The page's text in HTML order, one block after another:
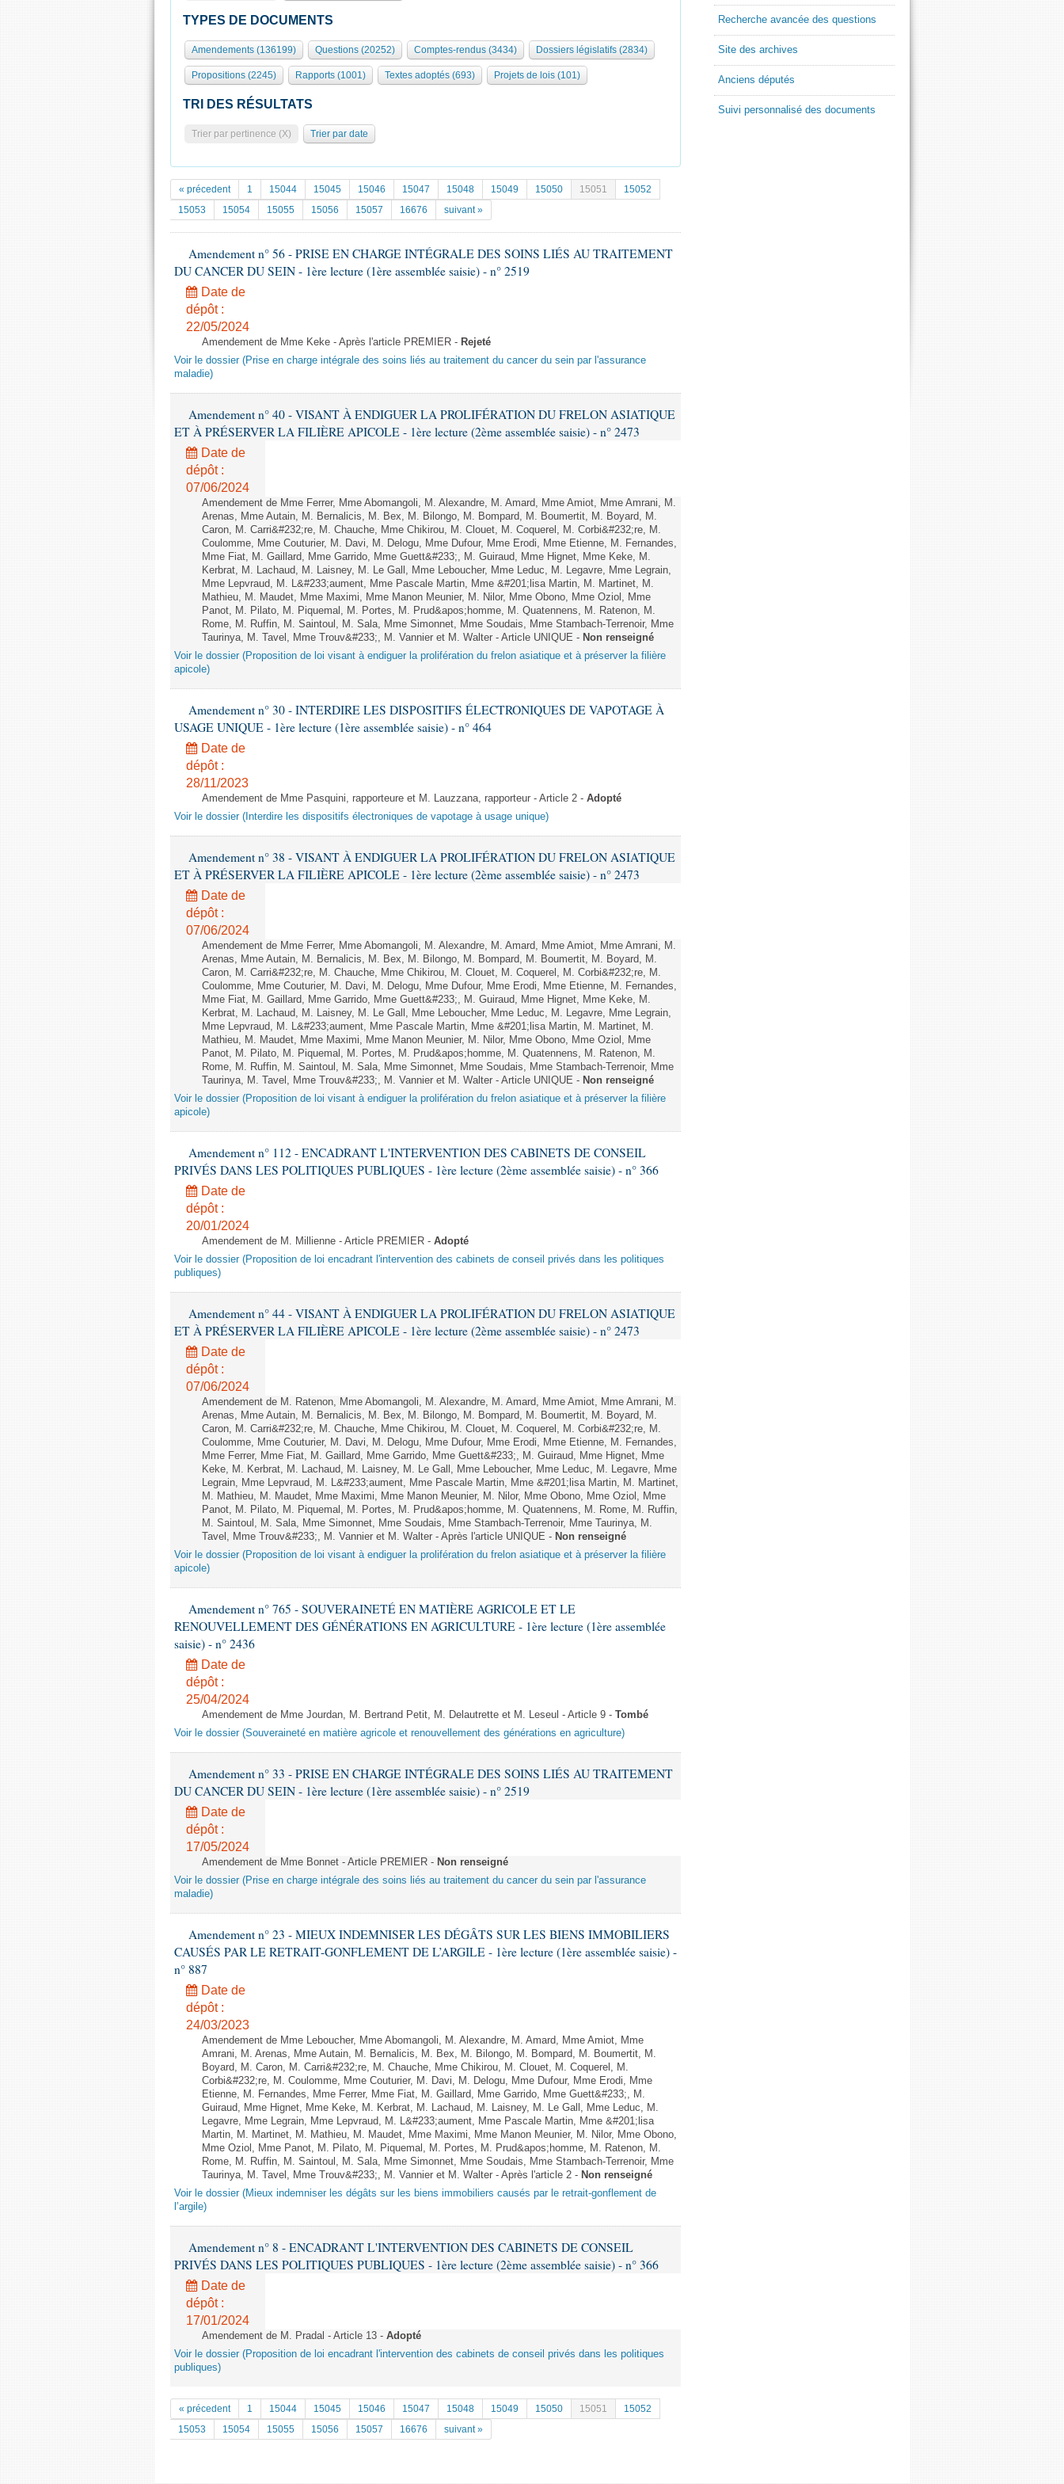
TYPES DE DOCUMENTS
Amendements (136199) Questions (20252) Comptes-rendus (3434) Dossiers législatifs (2834)
Propositions (2245) Rapports (1001) Textes adoptés (693) Projets de lois (101)
TRI DES RÉSULTATS
Trier par pertinence (X) Trier par date
« précedent 1 15044 15045 15046 15047 15048 15049 15050 15051
15052
15053
15054 15055 15056 15057 16676 suivant »
Amendement n° 56 - PRISE EN CHARGE INTÉGRALE DES SOINS LIÉS AU TRAITEMENT
DU CANCER DU SEIN - 1ère lecture (1ère assemblée saisie) - n° 2519
Date de
dépôt :
22/05/2024
Amendement de Mme Keke - Après l'article PREMIER - Rejeté
Voir le dossier (Prise en charge intégrale des soins liés au traitement du cancer du sein par l'assurance
maladie)
Amendement n° 40 - VISANT À ENDIGUER LA PROLIFÉRATION DU FRELON ASIATIQUE
ET À PRÉSERVER LA FILIÈRE APICOLE - 1ère lecture (2ème assemblée saisie) - n° 2473
Date de
dépôt :
07/06/2024
Amendement de Mme Ferrer, Mme Abomangoli, M. Alexandre, M. Amard, Mme Amiot, Mme Amrani, M.
Arenas, Mme Autain, M. Bernalicis, M. Bex, M. Bilongo, M. Bompard, M. Boumertit, M. Boyard, M.
Caron, M. Carri&#232;re, M. Chauche, Mme Chikirou, M. Clouet, M. Coquerel, M. Corbi&#232;re, M.
Coulomme, Mme Couturier, M. Davi, M. Delogu, Mme Dufour, Mme Erodi, Mme Etienne, M. Fernandes,
Mme Fiat, M. Gaillard, Mme Garrido, Mme Guett&#233;, M. Guiraud, Mme Hignet, Mme Keke, M.
Kerbrat, M. Lachaud, M. Laisney, M. Le Gall, Mme Leboucher, Mme Leduc, M. Legavre, Mme Legrain,
Mme Lepvraud, M. L&#233;aument, Mme Pascale Martin, Mme &#201;lisa Martin, M. Martinet, M.
Mathieu, M. Maudet, Mme Maximi, Mme Manon Meunier, M. Nilor, Mme Obono, Mme Oziol, Mme
Panot, M. Pilato, M. Piquemal, M. Portes, M. Prud&apos;homme, M. Quatennens, M. Ratenon, M.
Rome, M. Ruffin, M. Saintoul, M. Sala, Mme Simonnet, Mme Soudais, Mme Stambach-Terrenoir, Mme
Taurinya, M. Tavel, Mme Trouv&#233;, M. Vannier et M. Walter - Article UNIQUE - Non renseigné
Voir le dossier (Proposition de loi visant à endiguer la prolifération du frelon asiatique et à préserver la filière
apicole)
Amendement n° 30 - INTERDIRE LES DISPOSITIFS ÉLECTRONIQUES DE VAPOTAGE À
USAGE UNIQUE - 1ère lecture (1ère assemblée saisie) - n° 464
Date de
dépôt :
28/11/2023
Amendement de Mme Pasquini, rapporteure et M. Lauzzana, rapporteur - Article 2 - Adopté
Voir le dossier (Interdire les dispositifs électroniques de vapotage à usage unique)
Amendement n° 38 - VISANT À ENDIGUER LA PROLIFÉRATION DU FRELON ASIATIQUE
ET À PRÉSERVER LA FILIÈRE APICOLE - 1ère lecture (2ème assemblée saisie) - n° 2473
Date de
dépôt :
07/06/2024
Amendement de Mme Ferrer, Mme Abomangoli, M. Alexandre, M. Amard, Mme Amiot, Mme Amrani, M.
Arenas, Mme Autain, M. Bernalicis, M. Bex, M. Bilongo, M. Bompard, M. Boumertit, M. Boyard, M.
Caron, M. Carri&#232;re, M. Chauche, Mme Chikirou, M. Clouet, M. Coquerel, M. Corbi&#232;re, M.
Coulomme, Mme Couturier, M. Davi, M. Delogu, Mme Dufour, Mme Erodi, Mme Etienne, M. Fernandes,
Mme Fiat, M. Gaillard, Mme Garrido, Mme Guett&#233;, M. Guiraud, Mme Hignet, Mme Keke, M.
Kerbrat, M. Lachaud, M. Laisney, M. Le Gall, Mme Leboucher, Mme Leduc, M. Legavre, Mme Legrain,
Mme Lepvraud, M. L&#233;aument, Mme Pascale Martin, Mme &#201;lisa Martin, M. Martinet, M.
Mathieu, M. Maudet, Mme Maximi, Mme Manon Meunier, M. Nilor, Mme Obono, Mme Oziol, Mme
Panot, M. Pilato, M. Piquemal, M. Portes, M. Prud&apos;homme, M. Quatennens, M. Ratenon, M.
Rome, M. Ruffin, M. Saintoul, M. Sala, Mme Simonnet, Mme Soudais, Mme Stambach-Terrenoir, Mme
Taurinya, M. Tavel, Mme Trouv&#233;, M. Vannier et M. Walter - Article UNIQUE - Non renseigné
Voir le dossier (Proposition de loi visant à endiguer la prolifération du frelon asiatique et à préserver la filière
apicole)
Amendement n° 112 - ENCADRANT L'INTERVENTION DES CABINETS DE CONSEIL
PRIVÉS DANS LES POLITIQUES PUBLIQUES - 1ère lecture (2ème assemblée saisie) - n° 366
Date de
dépôt :
20/01/2024
Amendement de M. Millienne - Article PREMIER - Adopté
Voir le dossier (Proposition de loi encadrant l'intervention des cabinets de conseil privés dans les politiques
publiques)
Amendement n° 44 - VISANT À ENDIGUER LA PROLIFÉRATION DU FRELON ASIATIQUE
ET À PRÉSERVER LA FILIÈRE APICOLE - 1ère lecture (2ème assemblée saisie) - n° 2473
Date de
dépôt :
07/06/2024
Amendement de M. Ratenon, Mme Abomangoli, M. Alexandre, M. Amard, Mme Amiot, Mme Amrani, M.
Arenas, Mme Autain, M. Bernalicis, M. Bex, M. Bilongo, M. Bompard, M. Boumertit, M. Boyard, M.
Caron, M. Carri&#232;re, M. Chauche, Mme Chikirou, M. Clouet, M. Coquerel, M. Corbi&#232;re, M.
Coulomme, Mme Couturier, M. Davi, M. Delogu, Mme Dufour, Mme Erodi, Mme Etienne, M. Fernandes,
Mme Ferrer, Mme Fiat, M. Gaillard, Mme Garrido, Mme Guett&#233;, M. Guiraud, Mme Hignet, Mme
Keke, M. Kerbrat, M. Lachaud, M. Laisney, M. Le Gall, Mme Leboucher, Mme Leduc, M. Legavre, Mme
Legrain, Mme Lepvraud, M. L&#233;aument, Mme Pascale Martin, Mme &#201;lisa Martin, M. Martinet,
M. Mathieu, M. Maudet, Mme Maximi, Mme Manon Meunier, M. Nilor, Mme Obono, Mme Oziol, Mme
Panot, M. Pilato, M. Piquemal, M. Portes, M. Prud&apos;homme, M. Quatennens, M. Rome, M. Ruffin,
M. Saintoul, M. Sala, Mme Simonnet, Mme Soudais, Mme Stambach-Terrenoir, Mme Taurinya, M.
Tavel, Mme Trouv&#233;, M. Vannier et M. Walter - Après l'article UNIQUE - Non renseigné
Voir le dossier (Proposition de loi visant à endiguer la prolifération du frelon asiatique et à préserver la filière
apicole)
Amendement n° 765 - SOUVERAINETÉ EN MATIÈRE AGRICOLE ET LE
RENOUVELLEMENT DES GÉNÉRATIONS EN AGRICULTURE - 1ère lecture (1ère assemblée
saisie) - n° 2436
Date de
dépôt :
25/04/2024
Amendement de Mme Jourdan, M. Bertrand Petit, M. Delautrette et M. Leseul - Article 9 - Tombé
Voir le dossier (Souveraineté en matière agricole et renouvellement des générations en agriculture)
Amendement n° 33 - PRISE EN CHARGE INTÉGRALE DES SOINS LIÉS AU TRAITEMENT
DU CANCER DU SEIN - 1ère lecture (1ère assemblée saisie) - n° 2519
Date de
dépôt :
17/05/2024
Amendement de Mme Bonnet - Article PREMIER - Non renseigné
Voir le dossier (Prise en charge intégrale des soins liés au traitement du cancer du sein par l'assurance
maladie)
Amendement n° 23 - MIEUX INDEMNISER LES DÉGÂTS SUR LES BIENS IMMOBILIERS
CAUSÉS PAR LE RETRAIT-GONFLEMENT DE L’ARGILE - 1ère lecture (1ère assemblée saisie) -
n° 887
Date de
dépôt :
24/03/2023
Amendement de Mme Leboucher, Mme Abomangoli, M. Alexandre, M. Amard, Mme Amiot, Mme
Amrani, M. Arenas, Mme Autain, M. Bernalicis, M. Bex, M. Bilongo, M. Bompard, M. Boumertit, M.
Boyard, M. Caron, M. Carri&#232;re, M. Chauche, Mme Chikirou, M. Clouet, M. Coquerel, M.
Corbi&#232;re, M. Coulomme, Mme Couturier, M. Davi, M. Delogu, Mme Dufour, Mme Erodi, Mme
Etienne, M. Fernandes, Mme Ferrer, Mme Fiat, M. Gaillard, Mme Garrido, Mme Guett&#233;, M.
Guiraud, Mme Hignet, Mme Keke, M. Kerbrat, M. Lachaud, M. Laisney, M. Le Gall, Mme Leduc, M.
Legavre, Mme Legrain, Mme Lepvraud, M. L&#233;aument, Mme Pascale Martin, Mme &#201;lisa
Martin, M. Martinet, M. Mathieu, M. Maudet, Mme Maximi, Mme Manon Meunier, M. Nilor, Mme Obono,
Mme Oziol, Mme Panot, M. Pilato, M. Piquemal, M. Portes, M. Prud&apos;homme, M. Ratenon, M.
Rome, M. Ruffin, M. Saintoul, M. Sala, Mme Simonnet, Mme Soudais, Mme Stambach-Terrenoir, Mme
Taurinya, M. Tavel, Mme Trouv&#233;, M. Vannier et M. Walter - Après l'article 2 - Non renseigné
Voir le dossier (Mieux indemniser les dégâts sur les biens immobiliers causés par le retrait-gonflement de
l’argile)
Amendement n° 8 - ENCADRANT L'INTERVENTION DES CABINETS DE CONSEIL
PRIVÉS DANS LES POLITIQUES PUBLIQUES - 1ère lecture (2ème assemblée saisie) - n° 366
Date de
dépôt :
17/01/2024
Amendement de M. Pradal - Article 13 - Adopté
Voir le dossier (Proposition de loi encadrant l'intervention des cabinets de conseil privés dans les politiques
publiques)
« précedent 1 15044 15045 15046 15047 15048 15049 15050 15051
15052
15053
15054 15055 15056 15057 16676 suivant »
Recherche avancée des questions
Site des archives
Anciens députés
Suivi personnalisé des documents